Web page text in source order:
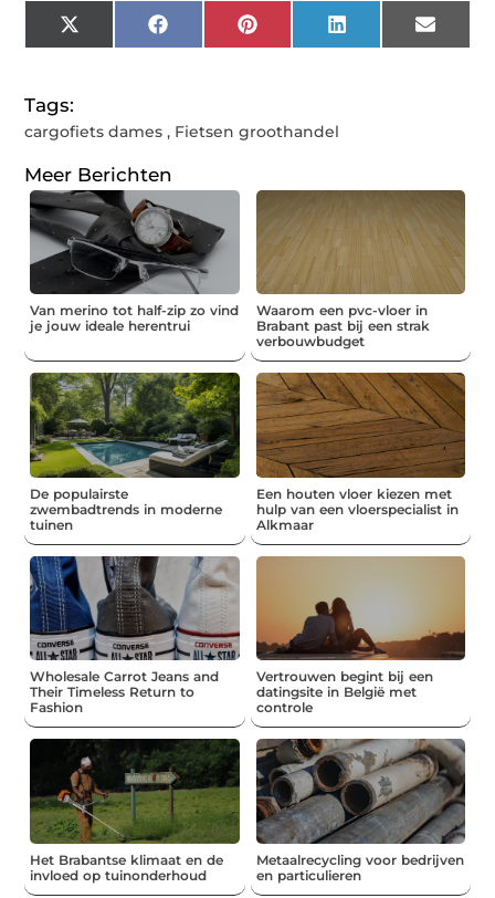
X
(Twitter)
FacebookPinterestLinkedInEmail
Tags:
cargofiets dames , Fietsen groothandel
Meer Berichten
Van merino tot half-zip zo vind
je jouw ideale herentrui
Waarom een pvc-vloer in
Brabant past bij een strak
verbouwbudget
De populairste
zwembadtrends in moderne
tuinen
Een houten vloer kiezen met
hulp van een vloerspecialist in
Alkmaar
Wholesale Carrot Jeans and
Their Timeless Return to
Fashion
Vertrouwen begint bij een
datingsite in België met
controle
Het Brabantse klimaat en de
invloed op tuinonderhoud
Metaalrecycling voor bedrijven
en particulieren